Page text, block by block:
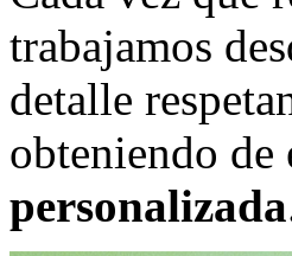
trabajamos
detalle
obteniendo de
personalizada